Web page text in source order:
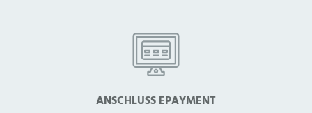
ANSCHLUSS EPAYMENT